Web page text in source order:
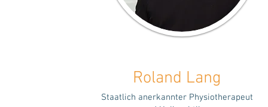
Roland Lang
Staatlich anerkannter Physiotherapeut